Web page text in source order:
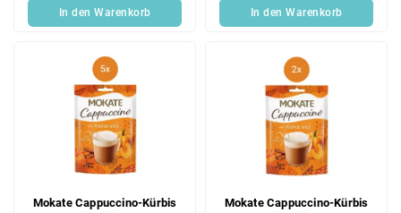
In den Warenkorb In den Warenkorb
Mokate Cappuccino-Kürbis
Mokate Cappuccino-Kürbis